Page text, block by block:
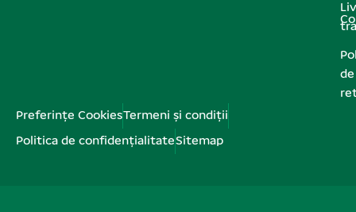
de
Preferințe CookiesTermeni și condiții
Politica de confidențialitateSitemap